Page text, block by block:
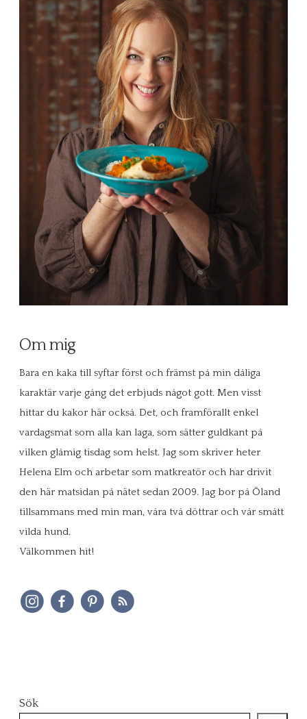
Om mig
Bara en kaka till syftar först och främst på min dåliga
karaktär varje gång det erbjuds något gott. Men visst
hittar du kakor här också. Det, och framförallt enkel
vardagsmat som alla kan laga, som sätter guldkant på
vilken glåmig tisdag som helst. Jag som skriver heter
Helena Elm och arbetar som matkreatör och har drivit
den här matsidan på nätet sedan 2009. Jag bor på Öland
tillsammans med min man, våra två döttrar och vår smått
vilda hund.
Välkommen hit!
Sök